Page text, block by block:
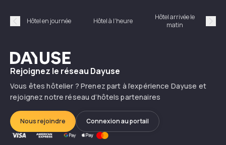
Précédent
Hôtel en journée Hôtel à l'heure
Hôtel arrivée le
matin
Dayuse
Rejoignez le réseau Dayuse
Vous êtes hôtelier ? Prenez part à l’expérience Dayuse et
rejoignez notre réseau d’hôtels partenaires
Nous rejoindre Connexion au portail